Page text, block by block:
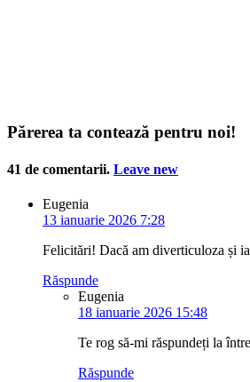
Părerea ta contează pentru noi!
41 de comentarii. Leave new
Eugenia
13 ianuarie 2026 7:28
Felicitări! Dacă am diverticuloza și
Răspunde
Eugenia
18 ianuarie 2026 15:48
Te rog să-mi răspundeți la
Răspunde